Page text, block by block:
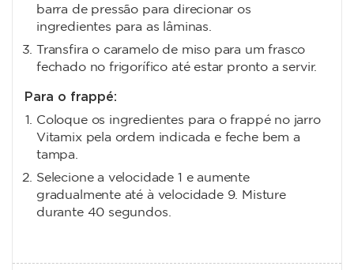
barra de pressão para direcionar os
ingredientes para as lâminas.
Transfira o caramelo de miso para um frasco
fechado no frigorífico até estar pronto a servir.
Para o frappé:
Coloque os ingredientes para o frappé no jarro
Vitamix pela ordem indicada e feche bem a
tampa.
Selecione a velocidade 1 e aumente
gradualmente até à velocidade 9. Misture
durante 40 segundos.